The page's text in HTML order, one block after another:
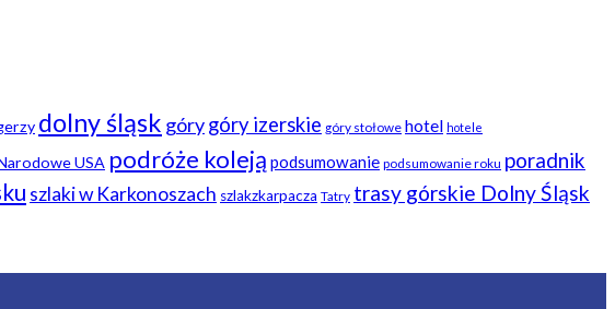
dolny śląsk górygóry izerskie góry stołowe hotel hotele
USA podróże koleją podsumowanie podsumowanie roku poradnik
szlaki w Karkonoszach szlakzkarpacza Tatry trasy górskie Dolny Śląsk